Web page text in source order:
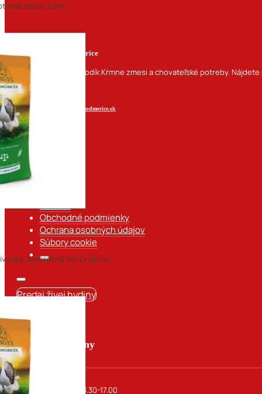
kokcidióze 50ml
pre záverečnú fázu výkrmu
Kŕmne zmesi Budmerice
Navštívte náš obchodík Kŕmne zmesi a chovateľské potreby.
obchod@krmivobudmerice.sk
Obchodné podmienky
Ochrana osobných údajov
Súbory cookie
Predaj živej hydiny
Otváracie hodiny
Po-Ut: 9.00-12.00 13.30-17.00